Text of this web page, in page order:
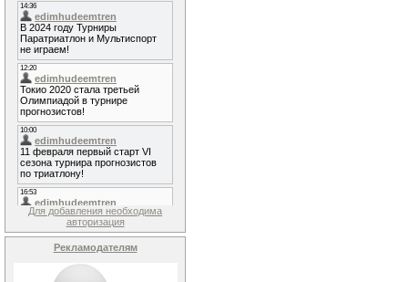
Для добавления необходима
авторизация
Рекламодателям